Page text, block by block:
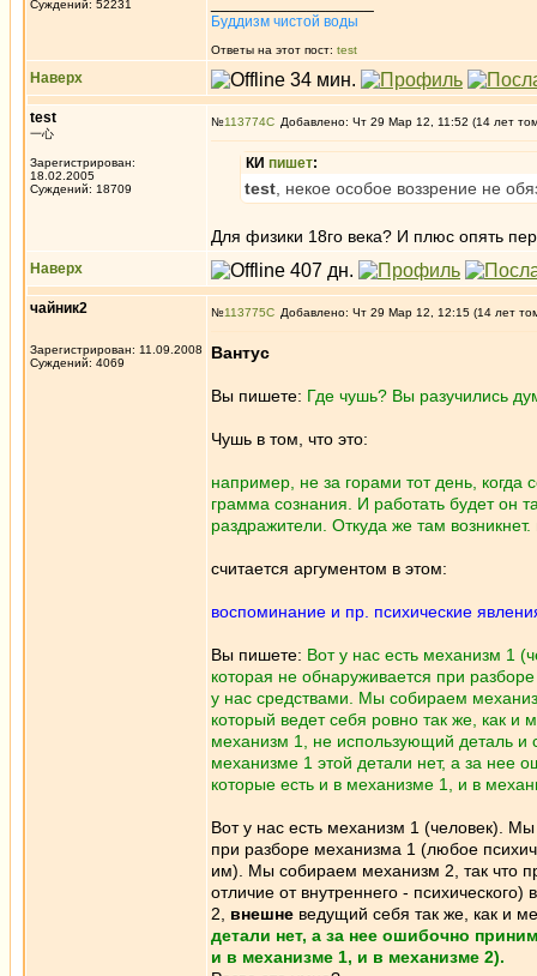
Суждений: 52231
Буддизм чистой воды
Ответы на этот пост: test
Наверх
test
一心
Зарегистрирован:
18.02.2005
Суждений: 18709
№113774 Добавлено: Чт 29 Мар 12, 11:52 (14 лет
КИ пишет:
test , некое особое воззрение не
Для физики 18го века? И плюс опять
Наверх
чайник2
Зарегистрирован: 11.09.2008
Суждений: 4069
№113775 Добавлено: Чт 29 Мар 12, 12:15 (14 лет
Вантус
Вы пишете: Где чушь? Вы разучились
Чушь в том, что это:
например, не за горами тот день, когда
грамма сознания. И работать будет он
раздражители. Откуда же там
считается аргументом в этом:
воспоминание и пр. психические
Вы пишете: Вот у нас есть механизм 1
которая не обнаруживается при
у нас средствами. Мы собираем
который ведет себя ровно так же, как
механизм 1, не использующий деталь и
механизме 1 этой детали нет, а за нее
которые есть и в механизме 1, и в
Вот у нас есть механизм 1 (человек).
при разборе механизма 1 (любое
им). Мы собираем механизм 2, так что
отличие от внутреннего -
2, внешне ведущий себя так же, как и
детали нет, а за нее ошибочно
и в механизме 1, и в механизме 2).